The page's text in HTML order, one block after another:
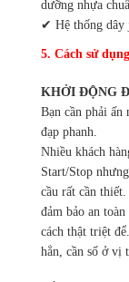
dưỡng nhựa
✔ Hệ thống dây
5. Cách sử
KHỞI ĐỘNG
Bạn cần phải ấn
đạp phanh.
Nhiều khách
Start/Stop
cầu rất cần
đảm bảo an
cách thật triệt
hẳn, cần số ở vị